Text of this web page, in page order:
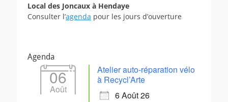
Local des Joncaux à Hendaye
Consulter l’agenda pour les jours d’ouverture
Agenda
06
Août
Atelier auto-réparation vélo
à Recycl’Arte
6 Août 26